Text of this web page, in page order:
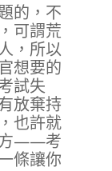
的，不
可謂荒
，所以
想要的
試失
放棄持
也許就
方——考
條讓你